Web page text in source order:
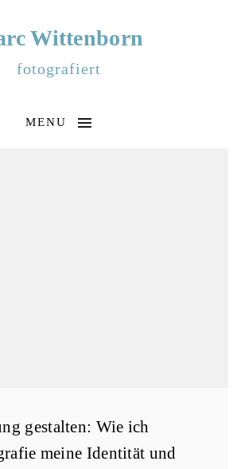
Wittenborn
fotografiert
MENU
gestalten: Wie ich
meine Identität und